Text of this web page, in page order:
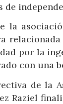
de
la
por la
con una
de la
Raziel